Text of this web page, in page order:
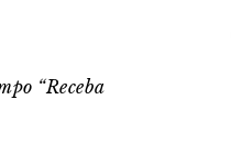
“Receba